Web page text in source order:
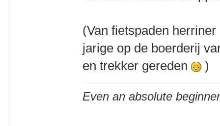
(Van fietspaden
jarige op de boerderij
en trekker gereden
)
Even an absolute